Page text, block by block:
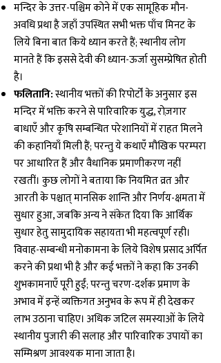
मन्दिर के उत्तर-पश्चिम कोने में एक सामूहिक मौन-
अवधि प्रथा है जहाँ उपस्थित सभी भक्त पाँच मिनट के
लिये बिना बात किये ध्यान करते हैं; स्थानीय लोग
मानते हैं कि इससे देवी की ध्यान-ऊर्जा सुसम्प्रेषित होती
है।
फलितानि:स्थानीय भक्तों की रिपोर्टों के अनुसार इस
मन्दिर में भक्ति करने से पारिवारिक युद्ध, रोज़गार
बाधाएँ और कृषि सम्बन्धित परेशानियों में राहत मिलने
की कहानियाँ मिली हैं; परन्तु ये कथाएँ मौखिक परम्परा
पर आधारित हैं और वैधानिक प्रमाणीकरण नहीं
रखतीं। कुछ लोगों ने बताया कि नियमित व्रत और
आरती के पश्चात् मानसिक शान्ति और निर्णय-क्षमता में
सुधार हुआ, जबकि अन्य ने संकेत दिया कि आर्थिक
सुधार हेतु सामुदायिक सहायता भी महत्वपूर्ण रही।
विवाह-सम्बन्धी मनोकामना के लिये विशेष प्रसाद अर्पित
करने की प्रथा भी है और कई भक्तों ने कहा कि उनकी
शुभकामनाएँ पूरी हुईं; परन्तु चरण-दर्शक प्रमाण के
अभाव में इन्हें व्यक्तिगत अनुभव के रूप में ही देखकर
लाभ उठाना चाहिए। अधिक जटिल समस्याओं के लिये
स्थानीय पुजारी की सलाह और पारिवारिक उपायों का
सम्मिश्रण आवश्यक माना जाता है।